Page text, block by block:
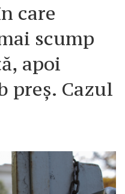
care
scump
apoi
preș. Cazul